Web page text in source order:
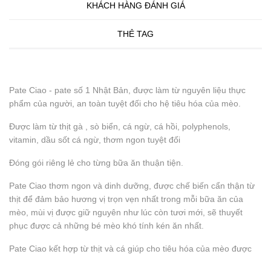
KHÁCH HÀNG ĐÁNH GIÁ
THẺ TAG
Pate Ciao - pate số 1 Nhật Bản, được làm từ nguyên liệu thực
phẩm của người, an toàn tuyệt đối cho hệ tiêu hóa của mèo.
Được làm từ thịt gà , sò biển, cá ngừ, cá hồi, polyphenols,
vitamin, dầu sốt cá ngừ, thơm ngon tuyệt đối
Đóng gói riêng lẻ cho từng bữa ăn thuận tiện.
Pate Ciao thơm ngon và dinh dưỡng, được chế biến cẩn thận từ
thịt để đảm bảo hương vị trọn vẹn nhất trong mỗi bữa ăn của
mèo, mùi vị được giữ nguyên như lúc còn tươi mới, sẽ thuyết
phục được cả những bé mèo khó tính kén ăn nhất.
Pate Ciao kết hợp từ thịt và cá giúp cho tiêu hóa của mèo được